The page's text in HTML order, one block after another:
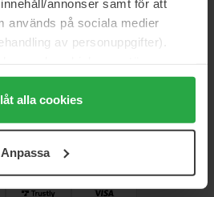
annonser samt för att
används på sociala medier
av personuppgifter).
alla cookies" accepterar du
under "Detaljer" kan anpassa
Du kan när som helst återkalla
alla cookies
Anpassa
FØRST UTE
og eksklusive tilbud!